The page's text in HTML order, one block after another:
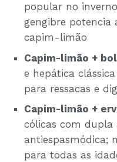
popular no
gengibre potencia
capim-limão
Capim-limão +
e hepática
para ressacas e
Capim-limão +
cólicas com dupla
antiespasmódica;
para todas as